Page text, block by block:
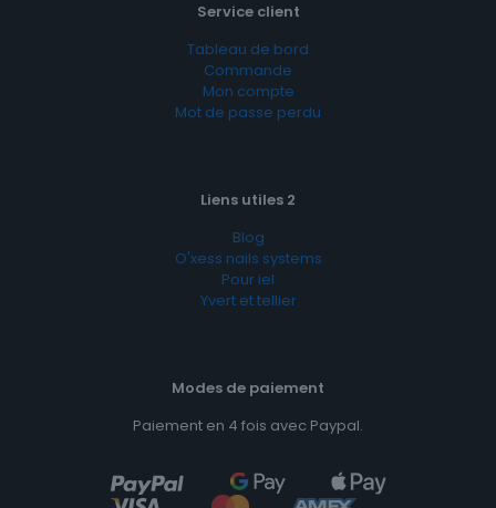
Service client
Tableau de bord
Commande
Mon compte
Mot de passe perdu
Liens utiles 2
Blog
O'xess nails systems
Pour iel
Yvert et tellier
Modes de paiement
Paiement en 4 fois avec Paypal.